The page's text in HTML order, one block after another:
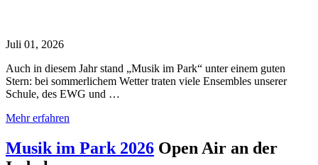
Juli 01, 2026
Auch in diesem Jahr stand „Musik im Park“ unter einem guten
Stern: bei sommerlichem Wetter traten viele Ensembles unserer
Schule, des EWG und …
Mehr erfahren
Musik im Park 2026 Open Air an der